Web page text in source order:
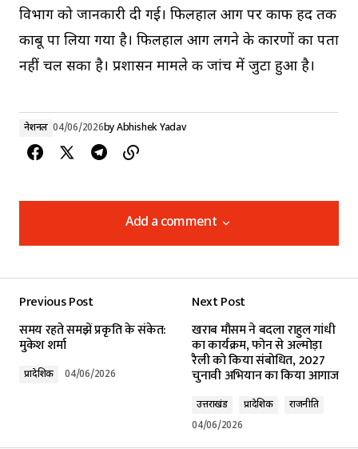
विभाग को जानकारी दी गई। फिलहाल आग पर काफी हद तक
काबू पा लिया गया है। फिलहाल आग लगने के कारणों का पता
नहीं चल सका है। प्रशासन मामले की जांच में जुटा हुआ है।
नेशनल 04/06/2026byAbhishek Yadav
Add a comment
Add a comment
Required fields are marked*
Comment*
Previous Post
समय रहते समझें प्रकृति के संकेत:
मुकेश शर्मा
प्रादेशिक 04/06/2026
Next Post
खराब मौसम ने बदला राहुल गांधी
का कार्यक्रम, फोन से अल्मोड़ा
रैली को किया संबोधित, 2027
चुनावी अभियान का किया आगाज
उत्तराखंड प्रादेशिक
राजनीति
04/06/2026